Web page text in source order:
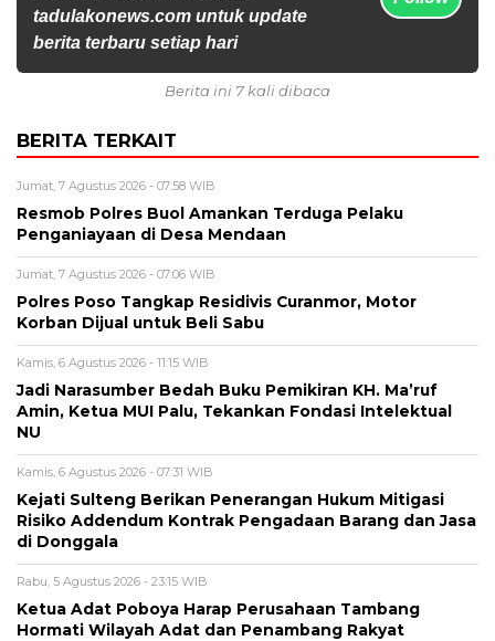
tadulakonews.com untuk update
berita terbaru setiap hari
Berita ini 7 kali dibaca
BERITA TERKAIT
Jumat, 7 Agustus 2026 - 07:58 WIB
Resmob Polres Buol Amankan Terduga Pelaku
Penganiayaan di Desa Mendaan
Jumat, 7 Agustus 2026 - 07:06 WIB
Polres Poso Tangkap Residivis Curanmor, Motor
Korban Dijual untuk Beli Sabu
Kamis, 6 Agustus 2026 - 11:15 WIB
Jadi Narasumber Bedah Buku Pemikiran KH. Ma’ruf
Amin, Ketua MUI Palu, Tekankan Fondasi Intelektual
NU
Kamis, 6 Agustus 2026 - 07:31 WIB
Kejati Sulteng Berikan Penerangan Hukum Mitigasi
Risiko Addendum Kontrak Pengadaan Barang dan Jasa
di Donggala
Rabu, 5 Agustus 2026 - 23:15 WIB
Ketua Adat Poboya Harap Perusahaan Tambang
Hormati Wilayah Adat dan Penambang Rakyat